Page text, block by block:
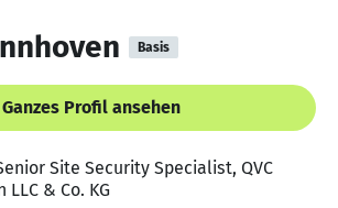
Basis
Ganzes Profil ansehen
Site Security Specialist, QVC
& Co. KG